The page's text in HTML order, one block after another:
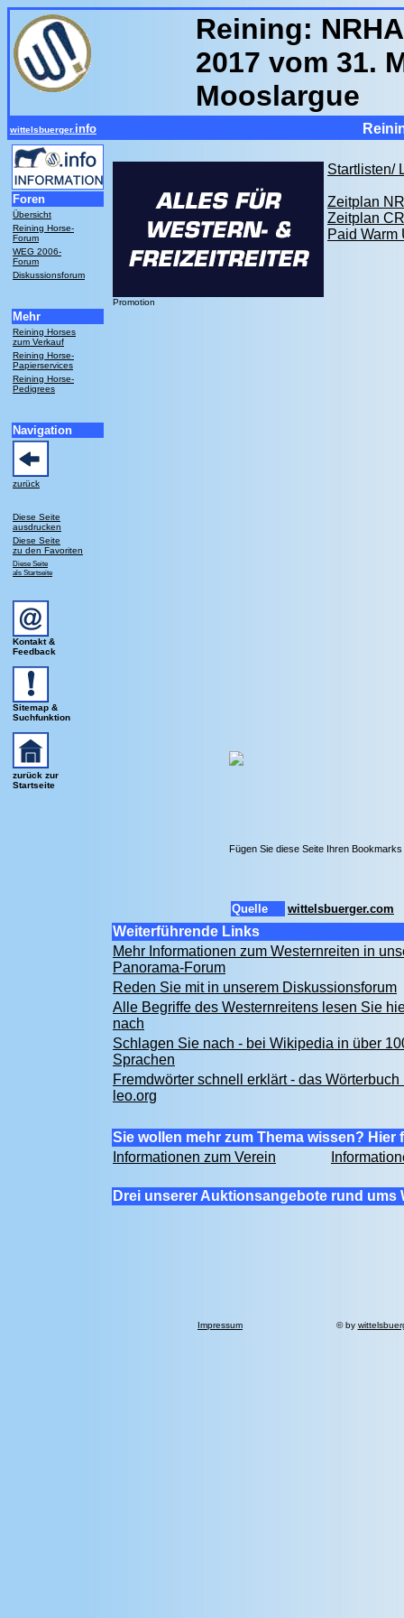
Reining:
2017 vom 31.
Mooslargue
wittelsbuerger. info
Foren
Übersicht
Reining Horse-
Forum
WEG 2006-
Forum
Diskussionsforum
Mehr
Reining Horses
zum Verkauf
Reining Horse-
Papierservices
Reining Horse-
Pedigrees
Navigation
zurück
Diese Seite
ausdrucken
Diese Seite
zu den Favoriten
Diese Seite
als Startseite
Kontakt &
Feedback
Sitemap &
Suchfunktion
zurück zur
Startseite
Promotion
Startlisten/
Zeitplan
Zeitplan
Paid Warm
Fügen Sie diese Seite Ihren
Quelle wittelsbuerger.com
Weiterführende Links
Mehr Informationen zum Westernreiten in
Panorama-Forum
Reden Sie mit in unserem Diskussionsforum
Alle Begriffe des Westernreitens lesen Sie
nach
Schlagen Sie nach - bei Wikipedia in über
Sprachen
Fremdwörter schnell erklärt - das Wörterbuch
leo.org
Sie wollen mehr zum Thema wissen? Hier
Informationen zum Verein
Drei unserer Auktionsangebote rund ums
Impressum © by